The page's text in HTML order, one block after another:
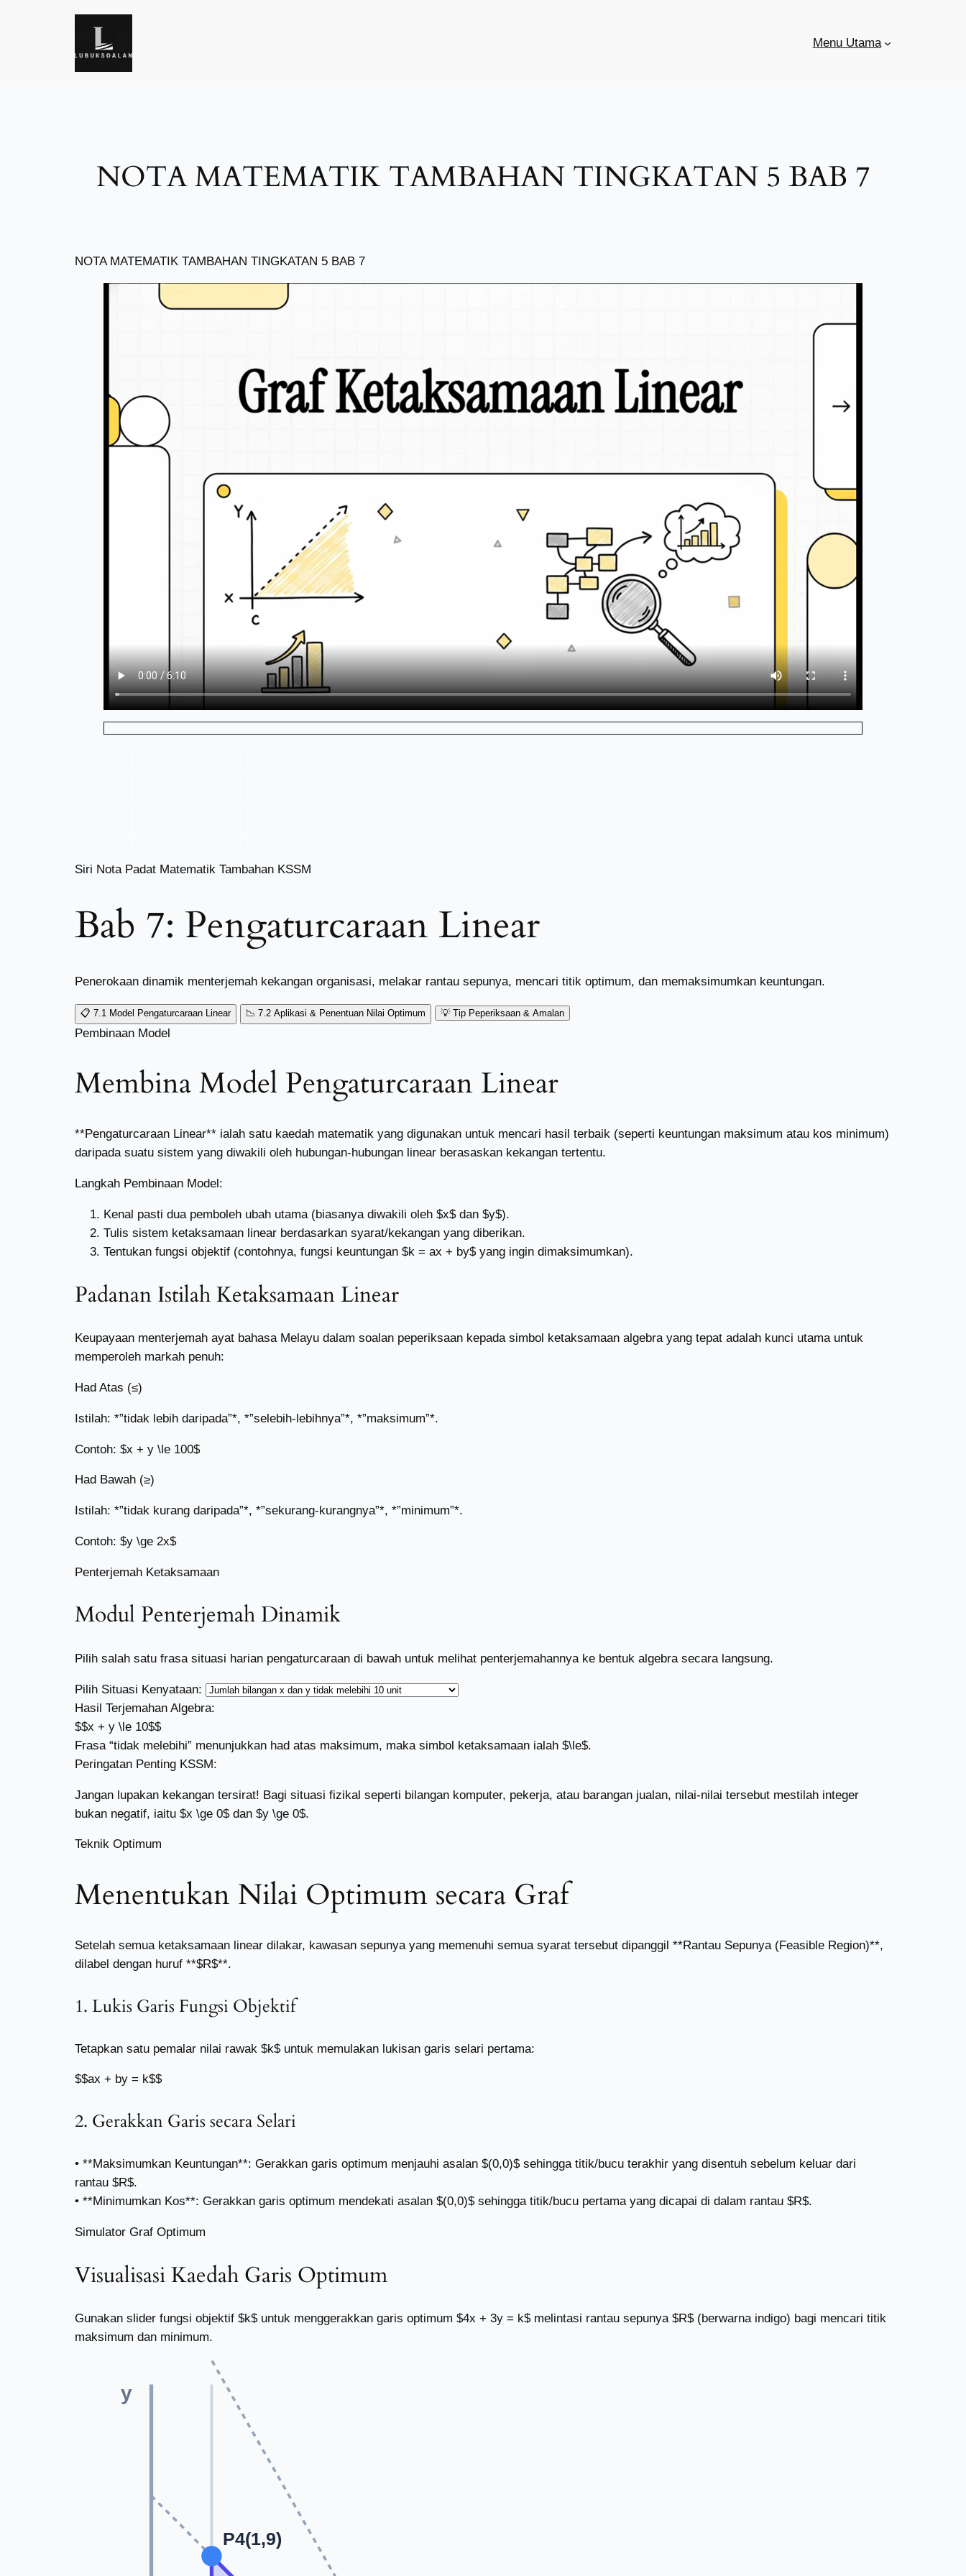
Menu Utama
NOTA MATEMATIK TAMBAHAN TINGKATAN 5 BAB 7
NOTA MATEMATIK TAMBAHAN TINGKATAN 5 BAB 7
Siri Nota Padat Matematik Tambahan KSSM
Bab 7: Pengaturcaraan Linear
Penerokaan dinamik menterjemah kekangan organisasi, melakar rantau sepunya, mencari titik optimum, dan memaksimumkan keuntungan.
📋 7.1 Model Pengaturcaraan Linear 📉 7.2 Aplikasi & Penentuan Nilai Optimum 💡Tip Peperiksaan & Amalan
Pembinaan Model
Membina Model Pengaturcaraan Linear
**Pengaturcaraan Linear** ialah satu kaedah matematik yang digunakan untuk mencari hasil terbaik (seperti keuntungan maksimum atau kos minimum)
daripada suatu sistem yang diwakili oleh hubungan-hubungan linear berasaskan kekangan tertentu.
Langkah Pembinaan Model:
Kenal pasti dua pemboleh ubah utama (biasanya diwakili oleh $x$ dan $y$).
Tulis sistem ketaksamaan linear berdasarkan syarat/kekangan yang diberikan.
Tentukan fungsi objektif (contohnya, fungsi keuntungan $k = ax + by$ yang ingin dimaksimumkan).
Padanan Istilah Ketaksamaan Linear
Keupayaan menterjemah ayat bahasa Melayu dalam soalan peperiksaan kepada simbol ketaksamaan algebra yang tepat adalah kunci utama untuk
memperoleh markah penuh:
Had Atas (≤)
Istilah: *”tidak lebih daripada”*, *”selebih-lebihnya”*, *”maksimum”*.
Contoh: $x + y \le 100$
Had Bawah (≥)
Istilah: *”tidak kurang daripada”*, *”sekurang-kurangnya”*, *”minimum”*.
Contoh: $y \ge 2x$
Penterjemah Ketaksamaan
Modul Penterjemah Dinamik
Pilih salah satu frasa situasi harian pengaturcaraan di bawah untuk melihat penterjemahannya ke bentuk algebra secara langsung.
Pilih Situasi Kenyataan:
Hasil Terjemahan Algebra:
$$x + y \le 10$$
Frasa “tidak melebihi” menunjukkan had atas maksimum, maka simbol ketaksamaan ialah $\le$.
Peringatan Penting KSSM:
Jangan lupakan kekangan tersirat! Bagi situasi fizikal seperti bilangan komputer, pekerja, atau barangan jualan, nilai-nilai tersebut mestilah integer
bukan negatif, iaitu $x \ge 0$ dan $y \ge 0$.
Teknik Optimum
Menentukan Nilai Optimum secara Graf
Setelah semua ketaksamaan linear dilakar, kawasan sepunya yang memenuhi semua syarat tersebut dipanggil **Rantau Sepunya (Feasible Region)**,
dilabel dengan huruf **$R$**.
1. Lukis Garis Fungsi Objektif
Tetapkan satu pemalar nilai rawak $k$ untuk memulakan lukisan garis selari pertama:
$$ax + by = k$$
2. Gerakkan Garis secara Selari
• **Maksimumkan Keuntungan**: Gerakkan garis optimum menjauhi asalan $(0,0)$ sehingga titik/bucu terakhir yang disentuh sebelum keluar dari
rantau $R$.
• **Minimumkan Kos**: Gerakkan garis optimum mendekati asalan $(0,0)$ sehingga titik/bucu pertama yang dicapai di dalam rantau $R$.
Simulator Graf Optimum
Visualisasi Kaedah Garis Optimum
Gunakan slider fungsi objektif $k$ untuk menggerakkan garis optimum $4x + 3y = k$ melintasi rantau sepunya $R$ (berwarna indigo) bagi mencari titik
maksimum dan minimum.
y
P4(1,9)